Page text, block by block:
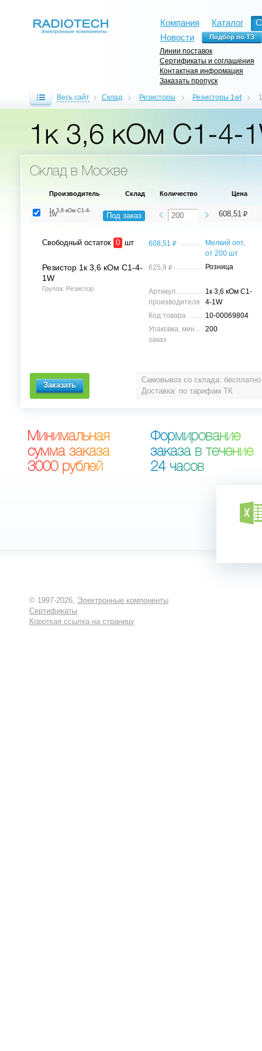
Компания Каталог
Новости
Линии поставок
Сертификаты и соглашения
Контактная информация
Заказать пропуск
Весь сайт Склад Резисторы Резисторы 1wt
1к 3,6 кОм C1-4-
Склад в Москве
Самовывоз со склада: бесплатно
Доставка: по тарифам ТК
Производитель Склад Количество Цена
1к 3,6 кОм C1-4-
1W Под заказ 608,51 ⃏
Свободный остаток 0 шт
Резистор 1к 3,6 кОм C1-4-
1W
Группа: Резистор
608,51 ⃏
Мелкий опт,
от 200 шт
625,9 ⃏ Розница
Артикул
производителя
1к 3,6 кОм C1-
4-1W
Код товара
10-00069804
Упаковка, мин.
заказ
200
Минимальная
сумма заказа
3000 рублей
Формирование
заказа в течение
24 часов
© 1997-2026, Электронные компоненты
Сертификаты
Короткая ссылка на страницу